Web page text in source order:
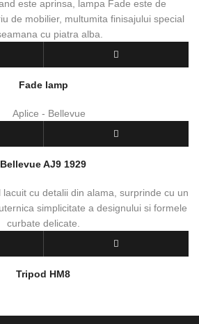
Fade lamp
Bellevue AJ9 1929
Tripod HM8